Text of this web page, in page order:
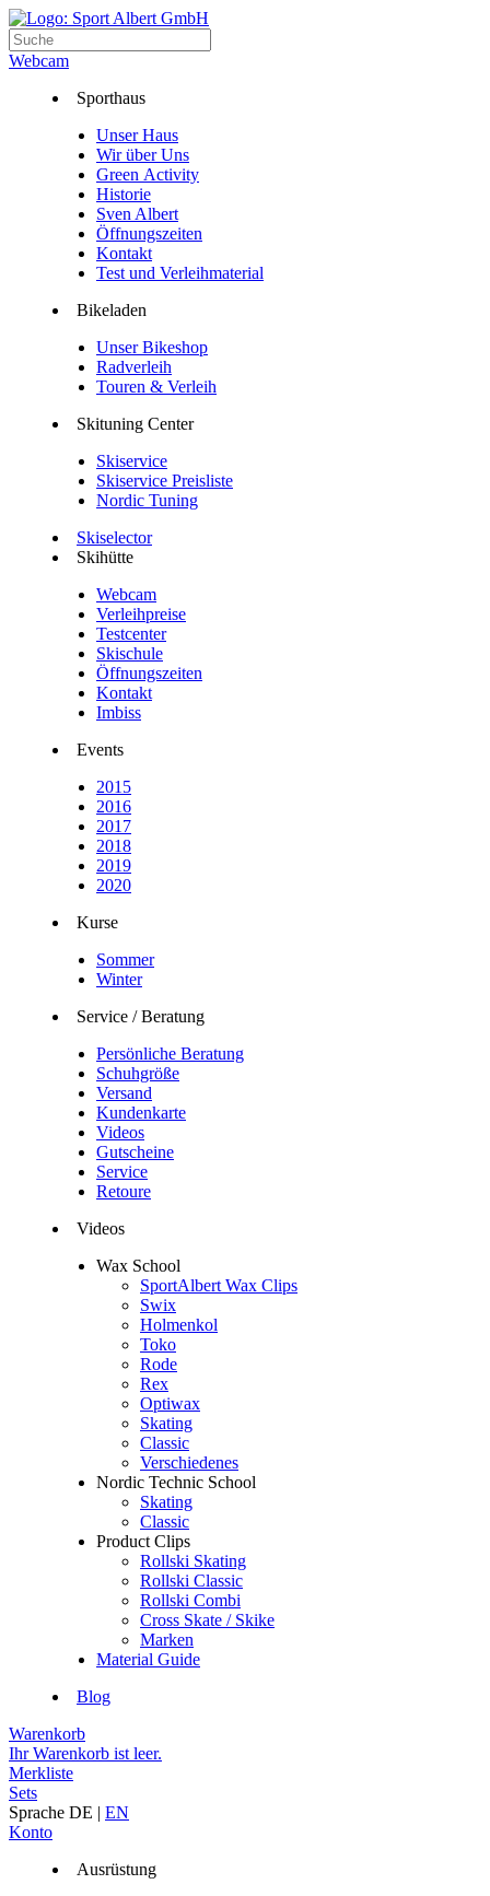
Webcam
Sporthaus
Unser Haus
Wir über Uns
Green Activity
Historie
Sven Albert
Öffnungszeiten
Kontakt
Test und Verleihmaterial
Bikeladen
Unser Bikeshop
Radverleih
Touren & Verleih
Skituning Center
Skiservice
Skiservice Preisliste
Nordic Tuning
Skiselector
Skihütte
Webcam
Verleihpreise
Testcenter
Skischule
Öffnungszeiten
Kontakt
Imbiss
Events
2015
2016
2017
2018
2019
2020
Kurse
Sommer
Winter
Service / Beratung
Persönliche Beratung
Schuhgröße
Versand
Kundenkarte
Videos
Gutscheine
Service
Retoure
Videos
Wax School
SportAlbert Wax Clips
Swix
Holmenkol
Toko
Rode
Rex
Optiwax
Skating
Classic
Verschiedenes
Nordic Technic School
Skating
Classic
Product Clips
Rollski Skating
Rollski Classic
Rollski Combi
Cross Skate / Skike
Marken
Material Guide
Blog
Warenkorb
Ihr Warenkorb ist leer.
Merkliste
Sets
Sprache DE | EN
Konto
Ausrüstung